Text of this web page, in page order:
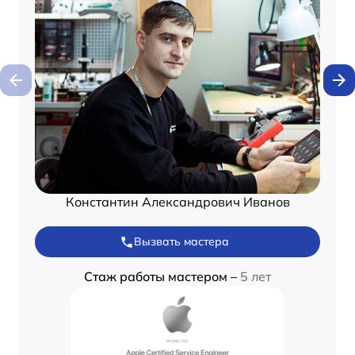
Константин Александрович Иванов
Вызвать мастера
Стаж работы мастером – 5 лет